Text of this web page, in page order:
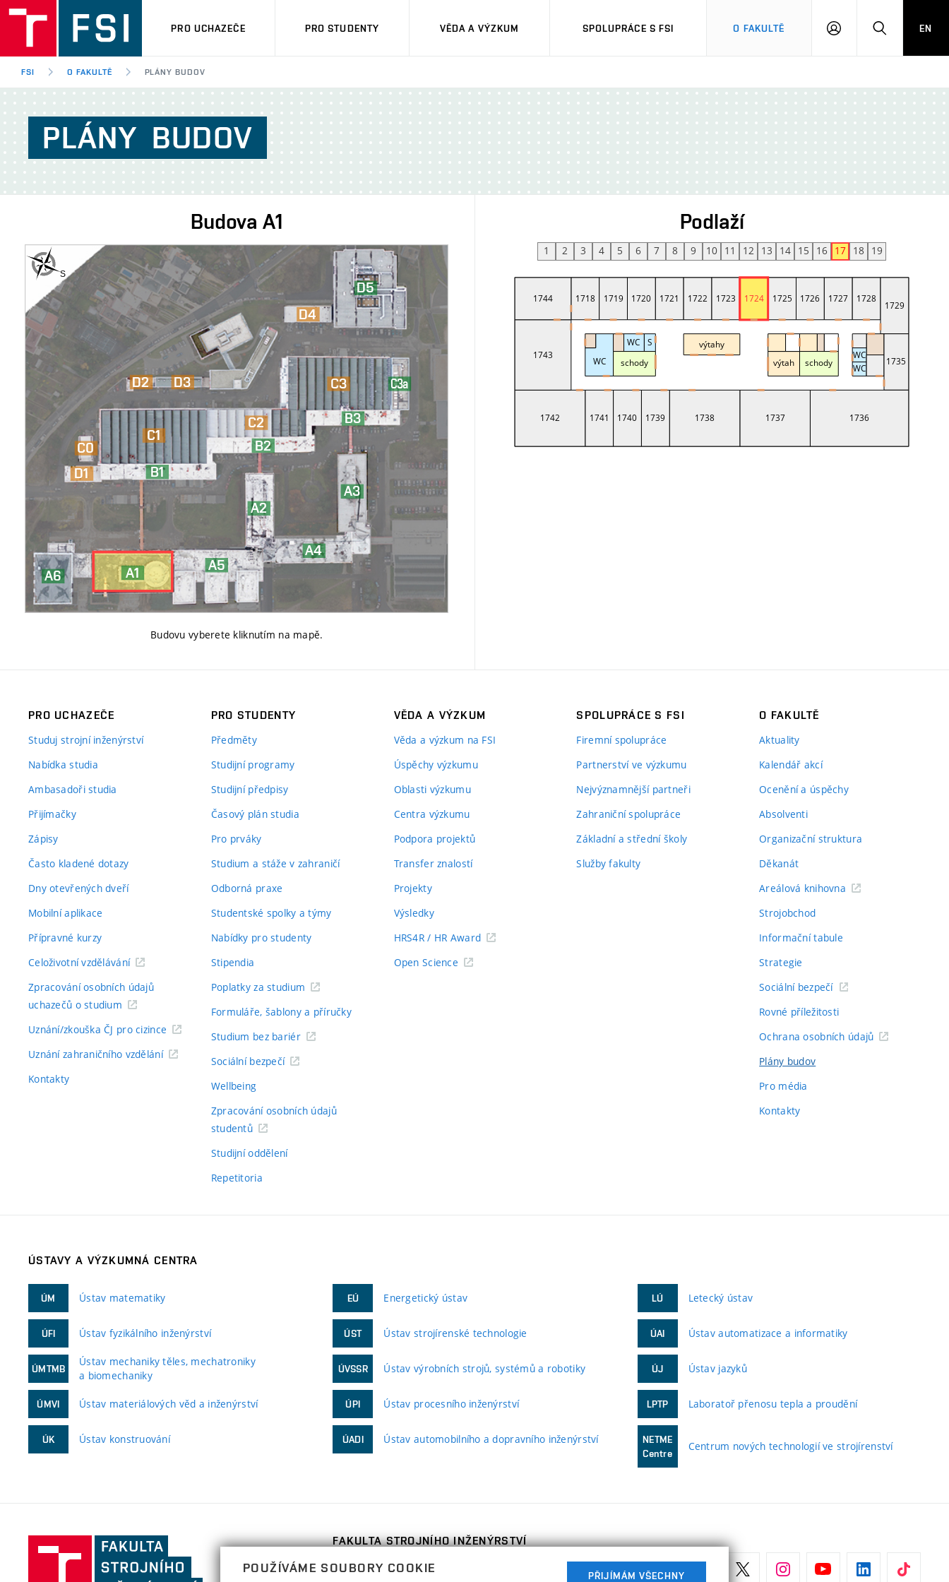
PRO UCHAZEČE PRO STUDENTY VĚDA A VÝZKUM SPOLUPRÁCE S FSI O FAKULTĚ
PŘIHLÁŠENÍHLEDAT
EN
FSI O FAKULTĚ PLÁNY BUDOV
PLÁNY BUDOV
Budova A1
Budovu vyberete kliknutím na mapě.
Podlaží
1 2 3 4 5 6 7 8 9 10 11 12 13 14 15 16 17 18 19
PRO UCHAZEČE
Studuj strojní inženýrství
Nabídka studia
Ambasadoři studia
Přijímačky
Zápisy
Často kladené dotazy
Dny otevřených dveří
Mobilní aplikace
Přípravné kurzy
Celoživotní vzdělávání
Zpracování osobních údajů
uchazečů o studium
Uznání/zkouška ČJ pro cizince
Uznání zahraničního vzdělání
Kontakty
PRO STUDENTY
Předměty
Studijní programy
Studijní předpisy
Časový plán studia
Pro prváky
Studium a stáže v zahraničí
Odborná praxe
Studentské spolky a týmy
Nabídky pro studenty
Stipendia
Poplatky za studium
Formuláře, šablony a příručky
Studium bez bariér
Sociální bezpečí
Wellbeing
Zpracování osobních údajů
studentů
Studijní oddělení
Repetitoria
VĚDA A VÝZKUM
Věda a výzkum na FSI
Úspěchy výzkumu
Oblasti výzkumu
Centra výzkumu
Podpora projektů
Transfer znalostí
Projekty
Výsledky
HRS4R / HR Award
Open Science
SPOLUPRÁCE S FSI
Firemní spolupráce
Partnerství ve výzkumu
Nejvýznamnější partneři
Zahraniční spolupráce
Základní a střední školy
Služby fakulty
O FAKULTĚ
Aktuality
Kalendář akcí
Ocenění a úspěchy
Absolventi
Organizační struktura
Děkanát
Areálová knihovna
Strojobchod
Informační tabule
Strategie
Sociální bezpečí
Rovné příležitosti
Ochrana osobních údajů
Plány budov
Pro média
Kontakty
ÚSTAVY A VÝZKUMNÁ CENTRA
ÚM Ústav matematiky
ÚFI Ústav fyzikálního inženýrství
ÚMTMB
Ústav mechaniky těles, mechatroniky
a biomechaniky
ÚMVI Ústav materiálových věd a inženýrství
ÚK Ústav konstruování
EÚ Energetický ústav
ÚST Ústav strojírenské technologie
ÚVSSR Ústav výrobních strojů, systémů a robotiky
ÚPI Ústav procesního inženýrství
ÚADI Ústav automobilního a dopravního inženýrství
LÚ Letecký ústav
ÚAI Ústav automatizace a informatiky
ÚJ Ústav jazyků
LPTP Laboratoř přenosu tepla a proudění
NETME
Centre
Centrum nových technologií ve strojírenství
Fakulta
inženýrství,
FAKULTA STROJNÍHO INŽENÝRSTVÍ
Technická 2896/2
POUŽÍVÁME SOUBORY COOKIE
PŘIJÍMÁM VŠECHNY